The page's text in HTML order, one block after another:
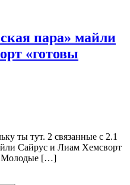
пара» майли
«готовы
ты тут. 2 связанные с 2.1
Сайрус и Лиам Хемсворт
Молодые […]